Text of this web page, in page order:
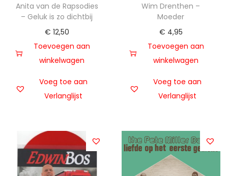
Anita van de Rapsodies
– Geluk is zo dichtbij
€ 12,50
Toevoegen aan
winkelwagen
Voeg toe aan
Verlanglijst
Wim Drenthen –
Moeder
€ 4,95
Toevoegen aan
winkelwagen
Voeg toe aan
Verlanglijst